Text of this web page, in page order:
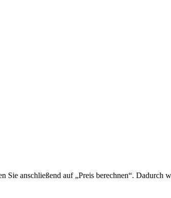
anschließend auf „Preis berechnen“. Dadurch